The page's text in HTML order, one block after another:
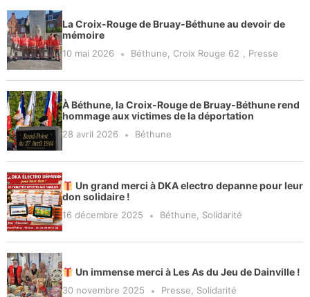
La Croix-Rouge de Bruay-Béthune au devoir de
mémoire
10 mai 2026 Béthune Croix Rouge 62 Presse
À Béthune, la Croix-Rouge de Bruay-Béthune rend
hommage aux victimes de la déportation
28 avril 2026 Béthune
Un grand merci à DKA electro depanne pour leur
don solidaire !
16 décembre 2025 Béthune Solidarité
Un immense merci à Les As du Jeu de Dainville !
30 novembre 2025 Presse Solidarité